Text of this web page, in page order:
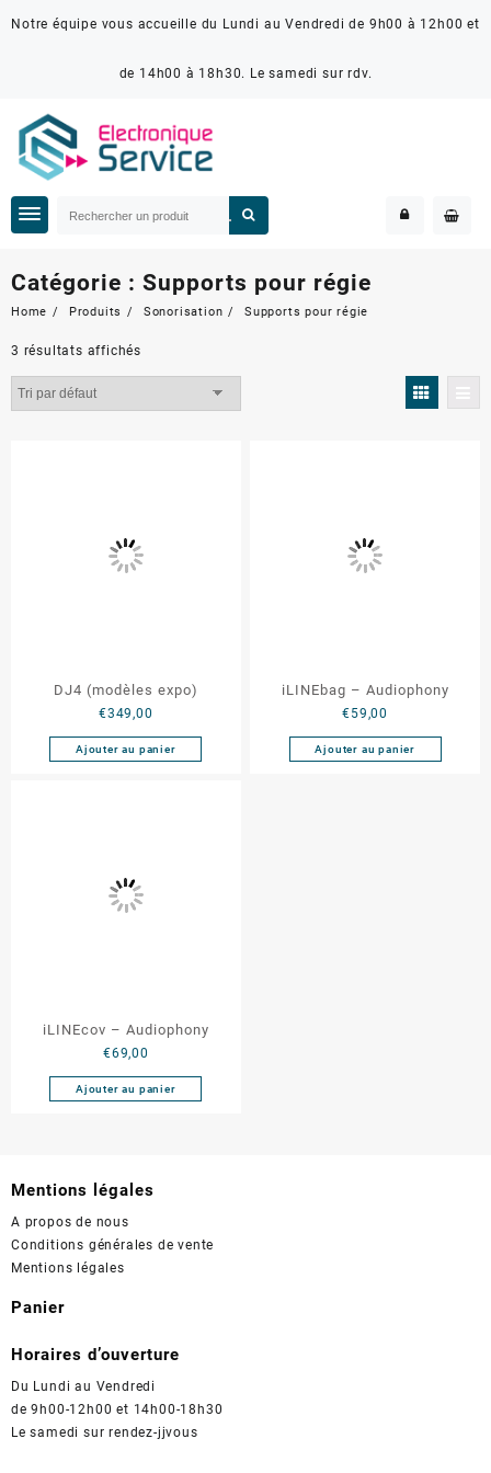
Notre équipe vous accueille du Lundi au Vendredi de 9h00 à 12h00 et
de 14h00 à 18h30. Le samedi sur rdv.
Catégorie : Supports pour régie
Home Produits Sonorisation Supports pour régie
3 résultats affichés
DJ4 (modèles expo)
€349,00
Ajouter au panier
iLINEbag – Audiophony
€59,00
Ajouter au panier
iLINEcov – Audiophony
€69,00
Ajouter au panier
Mentions légales
A propos de nous
Conditions générales de vente
Mentions légales
Panier
Horaires d’ouverture
Du Lundi au Vendredi
de 9h00-12h00 et 14h00-18h30
Le samedi sur rendez-jjvous